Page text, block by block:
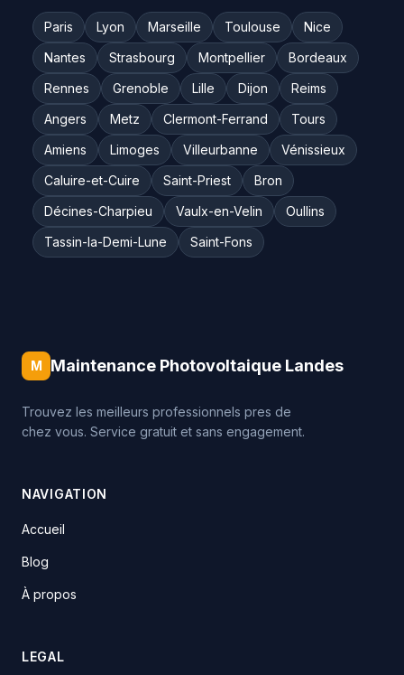
Paris Lyon Marseille Toulouse
Nice
Nantes
Strasbourg Montpellier
Bordeaux
Rennes
Grenoble Lille Dijon
Reims
Angers
Metz Clermont-Ferrand
Tours
Amiens
Limoges Villeurbanne
Vénissieux
Caluire-et-Cuire
Saint-Priest
Bron
Décines-Charpieu
Vaulx-en-Velin
Oullins
Tassin-la-Demi-Lune
Saint-Fons
M Maintenance Photovoltaique Landes
Trouvez les meilleurs professionnels pres de
chez vous. Service gratuit et sans engagement.
NAVIGATION
Accueil
Blog
À propos
LEGAL